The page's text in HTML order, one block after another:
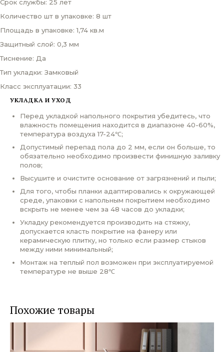
Срок службы: 25 лет
Количество шт в упаковке: 8 шт
Площадь в упаковке: 1,74 кв.м
Защитный слой: 0,3 мм
Тиснение: Да
Тип укладки: Замковый
Класс эксплуатации: 33
УКЛАДКА И УХОД
Перед укладкой напольного покрытия убедитесь, что
влажность помещения находится в диапазоне 40-60%,
температура воздуха 17-24℃;
Допустимый перепад пола до 2 мм, если он больше, то
обязательно необходимо произвести финишную заливку
полов;
Высушите и очистите основание от загрязнений и пыли;
Для того, чтобы планки адаптировались к окружающей
среде, упаковки с напольным покрытием необходимо
вскрыть не менее чем за 48 часов до укладки;
Укладку рекомендуется производить на стяжку,
допускается класть покрытие на фанеру или
керамическую плитку, но только если размер стыков
между ними минимальный;
Монтаж на теплый пол возможен при эксплуатируемой
температуре не выше 28℃
Похожие товары